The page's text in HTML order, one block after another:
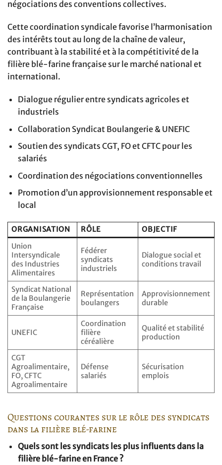
négociations des conventions collectives.
Cette coordination syndicale favorise l’harmonisation
des intérêts tout au long de la chaîne de valeur,
contribuant à la stabilité et à la compétitivité de la
filière blé-farine française sur le marché national et
international.
Dialogue régulier entre syndicats agricoles et
industriels
Collaboration Syndicat Boulangerie & UNEFIC
Soutien des syndicats CGT, FO et CFTC pour les
salariés
Coordination des négociations conventionnelles
Promotion d’un approvisionnement responsable et
local
ORGANISATION RÔLE
OBJECTIF
Union
Intersyndicale
des Industries
Alimentaires
Fédérer
syndicats
industriels
Dialogue social et
conditions travail
Syndicat National
de la Boulangerie
Française
Représentation
boulangers
Approvisionnement
durable
UNEFIC
Coordination
filière
céréalière
Qualité et stabilité
production
CGT
Agroalimentaire,
FO, CFTC
Agroalimentaire
Défense
salariés
Sécurisation
emplois
Questions courantes sur le rôle des syndicats
dans la filière blé-farine
Quels sont les syndicats les plus influents dans la
filière blé-farine en France ?